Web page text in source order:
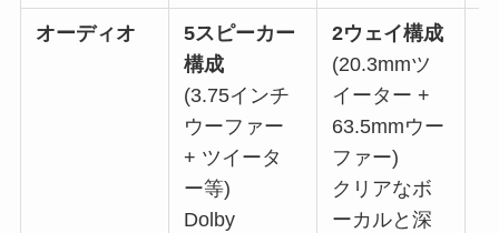
オーディオ
5スピーカー
構成
(3.75インチ
ウーファー
+ ツイータ
ー等)
Dolby
2ウェイ構成
(20.3mmツ
イーター +
63.5mmウー
ファー)
クリアなボ
ーカルと深